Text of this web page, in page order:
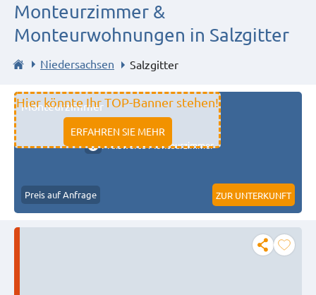
Monteurzimmer &
Monteurwohnungen in Salzgitter
Niedersachsen Salzgitter
Hier könnte Ihr TOP-Banner stehen!
ERFAHREN SIE MEHR
Monteurzimmer
11333 fulda
Preiswerte Monteurzimmer
Preis auf Anfrage ZUR UNTERKUNFT